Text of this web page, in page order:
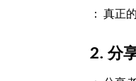
： 真正
2. 分